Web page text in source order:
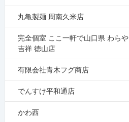
丸亀製麺 周南久米店
完全個室 ここ一軒で山口県 わらや
吉祥 徳山店
有限会社青木フグ商店
でんすけ平和通店
かわ西